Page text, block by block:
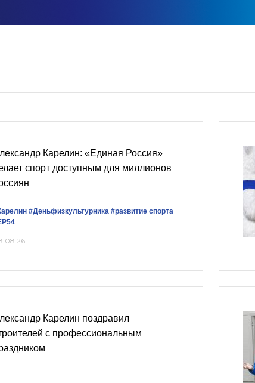
Карелин: «Единая Россия»
спорт доступным для миллионов
#Деньфизкультурника #развитие спорта
Карелин поздравил
с профессиональным